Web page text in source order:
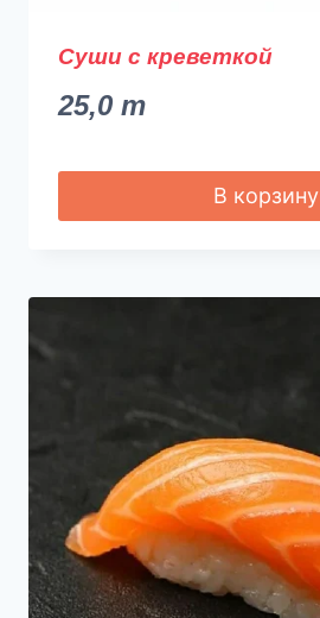
Суши с креветкой
25,0 m
В корзину